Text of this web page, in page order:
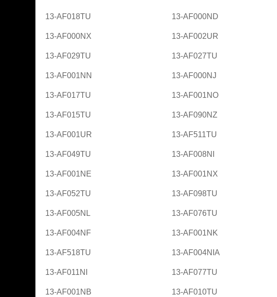
13-AF018TU 13-AF000ND
13-AF000NX 13-AF002UR
13-AF029TU 13-AF027TU
13-AF001NN 13-AF000NJ
13-AF017TU 13-AF001NO
13-AF015TU 13-AF090NZ
13-AF001UR 13-AF511TU
13-AF049TU 13-AF008NI
13-AF001NE 13-AF001NX
13-AF052TU 13-AF098TU
13-AF005NL 13-AF076TU
13-AF004NF 13-AF001NK
13-AF518TU 13-AF004NIA
13-AF011NI 13-AF077TU
13-AF001NB 13-AF010TU